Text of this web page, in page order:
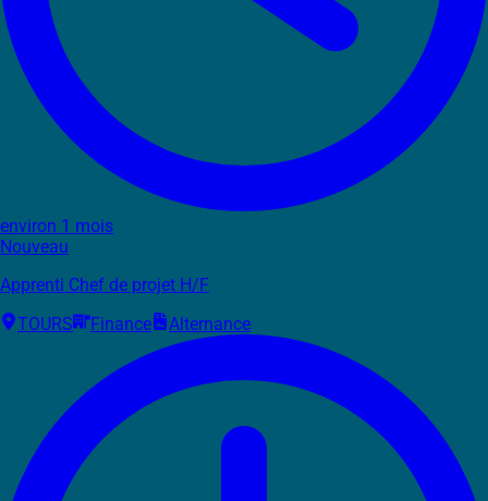
environ 1 mois
Nouveau
Apprenti Chef de projet H/F
TOURS
Finance Alternance